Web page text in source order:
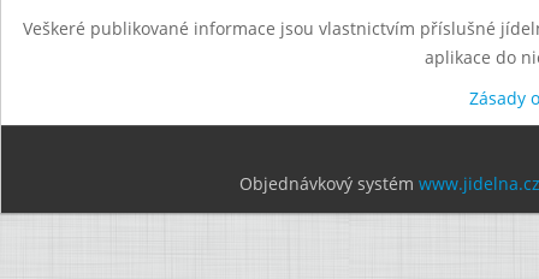
Veškeré publikované informace jsou vlastnictvím příslušné
aplikace do
Zásady
Objednávkový systém www.jidelna.cz